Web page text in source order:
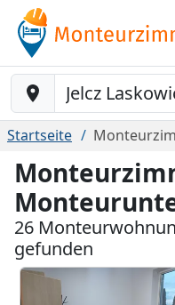
Baustelle-Location
Startseite
26
gefunden